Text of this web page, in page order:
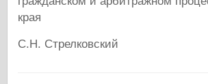
края
С.Н. Стрелковский